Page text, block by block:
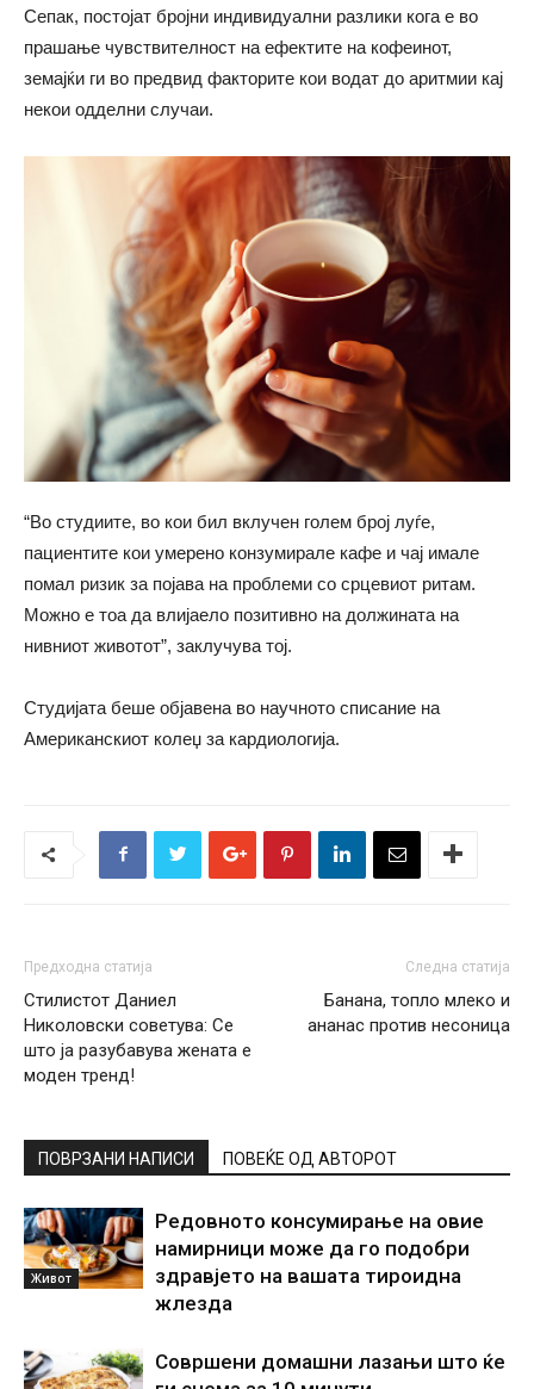
Сепак, постојат бројни индивидуални разлики кога е во
прашање чувствителност на ефектите на кофеинот,
земајќи ги во предвид факторите кои водат до аритмии кај
некои одделни случаи.
“Во студиите, во кои бил вклучен голем број луѓе,
пациентите кои умерено конзумирале кафе и чај имале
помал ризик за појава на проблеми со срцевиот ритам.
Можно е тоа да влијаело позитивно на должината на
нивниот животот”, заклучува тој.
Студијата беше објавена во научното списание на
Американскиот колеџ за кардиологија.
Предходна статија
Стилистот Даниел
Николовски советува: Се
што ја разубавува жената е
моден тренд!
Следна статија
Банана, топло млеко и
ананас против несоница
ПОВРЗАНИ НАПИСИ ПОВЕЌЕ ОД АВТОРОТ
Живот
Редовното консумирање на овие
намирници може да го подобри
здравјето на вашата тироидна
жлезда
Совршени домашни лазањи што ќе